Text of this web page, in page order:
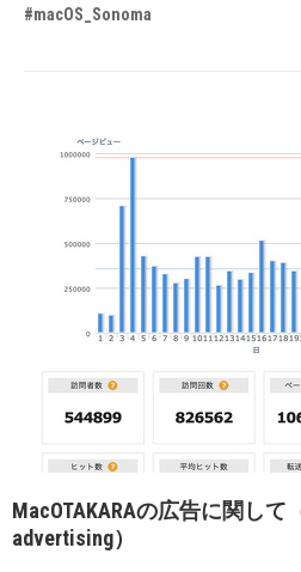
#macOS_Sonoma
MacOTAKARAの広告に関して
advertising）